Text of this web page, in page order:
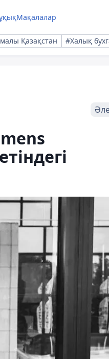
Мақалалар
Қазақстан #Халық